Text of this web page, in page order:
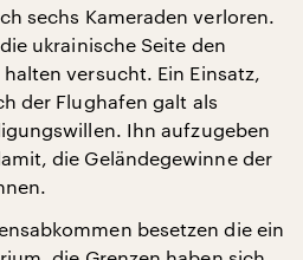
sechs Kameraden verloren.
ukrainische Seite den
versucht. Ein Einsatz,
der Flughafen galt als
Ihn aufzugeben
die Geländegewinne der
besetzen die ein